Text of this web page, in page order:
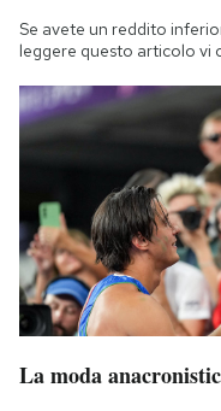
Se avete un reddito
leggere questo articolo vi
La moda